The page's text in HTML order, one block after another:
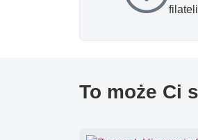
To może Ci